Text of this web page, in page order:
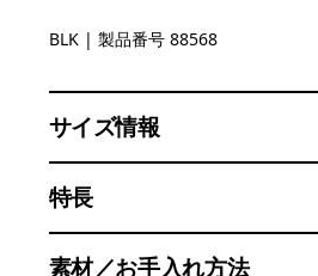
Black
BLK | 製品番号 88568
サイズ情報
特長
素材／お手入れ方法